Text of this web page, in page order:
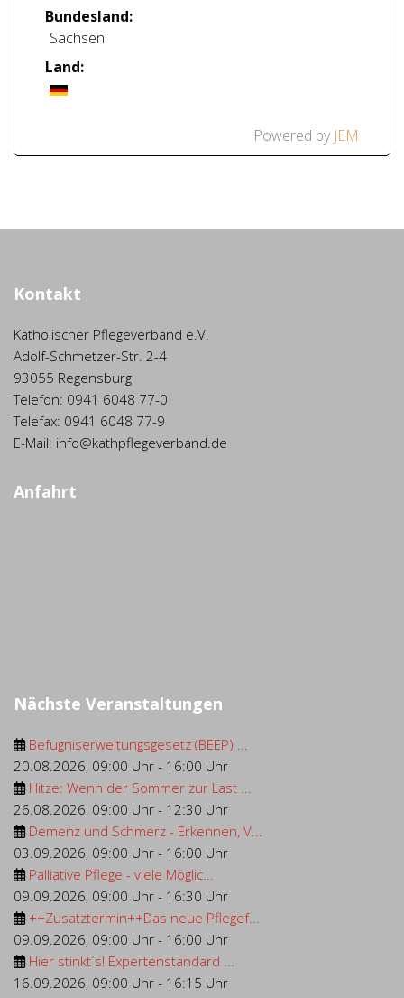
Bundesland:
Sachsen
Land:
Powered by JEM
Kontakt
Katholischer Pflegeverband e.V.
Adolf-Schmetzer-Str. 2-4
93055 Regensburg
Telefon: 0941 6048 77-0
Telefax: 0941 6048 77-9
E-Mail: info@kathpflegeverband.de
Anfahrt
Nächste Veranstaltungen
Befugniserweitungsgesetz (BEEP) ...
20.08.2026, 09:00 Uhr - 16:00 Uhr
Hitze: Wenn der Sommer zur Last ...
26.08.2026, 09:00 Uhr - 12:30 Uhr
Demenz und Schmerz - Erkennen, V...
03.09.2026, 09:00 Uhr - 16:00 Uhr
Palliative Pflege - viele Möglic...
09.09.2026, 09:00 Uhr - 16:30 Uhr
++Zusatztermin++Das neue Pflegef...
09.09.2026, 09:00 Uhr - 16:00 Uhr
Hier stinkt´s! Expertenstandard ...
16.09.2026, 09:00 Uhr - 16:15 Uhr